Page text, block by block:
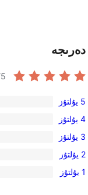
دەرىجە
/5
1
5-
يۇلتۇز
باھالاش
5 يۇلتۇز
0
4-
يۇلتۇز
باھالاش
4 يۇلتۇز
0
3-
يۇلتۇز
3 يۇلتۇز
0
2-
2 يۇلتۇز
0
1 يۇلتۇز